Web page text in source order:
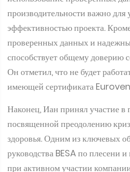
проверенных данных и
способствует общему доверию
Он отметил, что не будет
имеющей сертификата
Наконец, Иан принял участие в
посвященной преодолению
здоровья. Одним из ключевых
руководства BESA по плесени и
при активном участии
Было подчеркнуто, что люди
возможность высказывать свое